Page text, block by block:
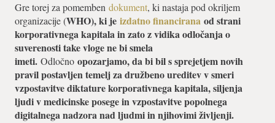
Gre torej za pomemben dokument, ki nastaja pod okriljem
organizacije (WHO), ki je izdatno financirana od strani
korporativnega kapitala in zato z vidika odločanja o
suverenosti take vloge ne bi smela
imeti. Odločno opozarjamo, da bi bil s sprejetjem novih
pravil postavljen temelj za družbeno ureditev v smeri
vzpostavitve diktature korporativnega kapitala, siljenja
ljudi v medicinske posege in vzpostavitve popolnega
digitalnega nadzora nad ljudmi in njihovimi življenji.